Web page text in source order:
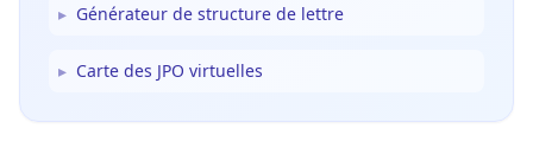
▸ Générateur de structure de lettre
▸ Carte des JPO virtuelles